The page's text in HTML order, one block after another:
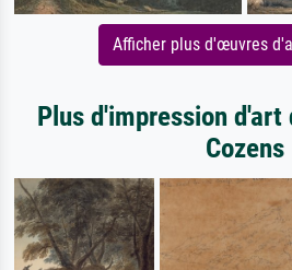
Afficher plus d'œuvres
Plus d'impression d'art
Cozens